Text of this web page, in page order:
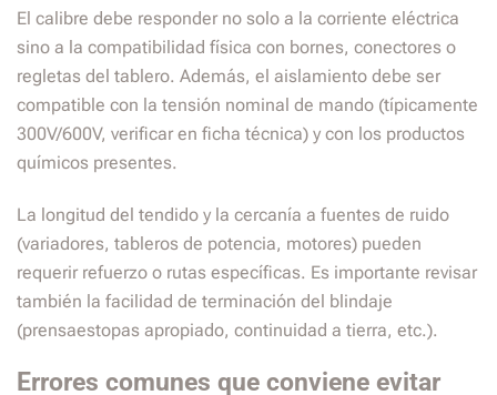
El calibre debe responder no solo a la corriente eléctrica
sino a la compatibilidad física con bornes, conectores o
regletas del tablero. Además, el aislamiento debe ser
compatible con la tensión nominal de mando (típicamente
300V/600V, verificar en ficha técnica) y con los productos
químicos presentes.
La longitud del tendido y la cercanía a fuentes de ruido
(variadores, tableros de potencia, motores) pueden
requerir refuerzo o rutas específicas. Es importante revisar
también la facilidad de terminación del blindaje
(prensaestopas apropiado, continuidad a tierra, etc.).
Errores comunes que conviene evitar